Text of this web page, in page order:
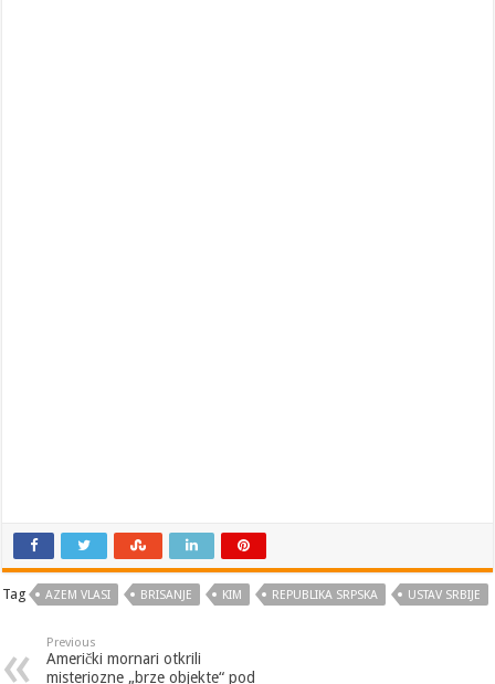
Tag AZEM VLASI BRISANJE KIM REPUBLIKA SRPSKA USTAV SRBIJE
Previous
Američki mornari otkrili
misteriozne „brze objekte“ pod